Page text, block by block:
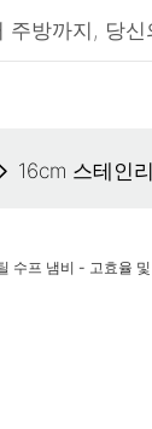
주방까지, 당
16cm 스테인